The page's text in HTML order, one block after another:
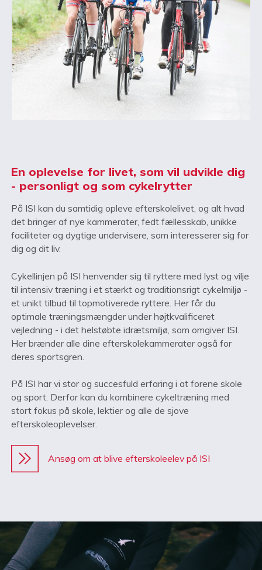
En oplevelse for livet, som vil udvikle dig
- personligt og som cykelrytter
På ISI kan du samtidig opleve efterskolelivet, og alt hvad
det bringer af nye kammerater, fedt fællesskab, unikke
faciliteter og dygtige undervisere, som interesserer sig for
dig og dit liv.
Cykellinjen på ISI henvender sig til ryttere med lyst og vilje
til intensiv træning i et stærkt og traditionsrigt cykelmiljø -
et unikt tilbud til topmotiverede ryttere. Her får du
optimale træningsmængder under højtkvalificeret
vejledning - i det helstøbte idrætsmiljø, som omgiver ISI.
Her brænder alle dine efterskolekammerater også for
deres sportsgren.
På ISI har vi stor og succesfuld erfaring i at forene skole
og sport. Derfor kan du kombinere cykeltræning med
stort fokus på skole, lektier og alle de sjove
efterskoleoplevelser.
Ansøg om at blive efterskoleelev på ISI